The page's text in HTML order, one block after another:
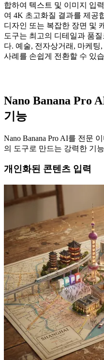
합하여 텍스트 및 이미지 입
여 4K 초고화질 결과를 제공
디자인 또는 복잡한 장면 및
도구는 최고의 디테일과 품
다. 예술, 전자상거래, 마케
사례를 손쉽게 전환할 수 있
Nano Banana Pro
기능
Nano Banana Pro AI를 전문
의 도구로 만드는 강력한 기
개인화된 콘텐츠 입력